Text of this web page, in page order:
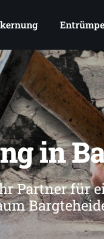
in
Partner für